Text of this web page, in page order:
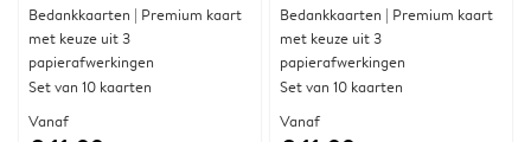
Bedankkaarten | Premium kaart
met keuze uit 3
papierafwerkingen
Set van 10 kaarten
Vanaf
Bedankkaarten | Premium kaart
met keuze uit 3
papierafwerkingen
Set van 10 kaarten
Vanaf